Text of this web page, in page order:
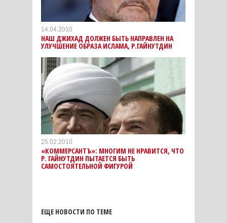
14.04.2010
НАШ ДЖИХАД ДОЛЖЕН БЫТЬ НАПРАВЛЕН НА
УЛУЧШЕНИЕ ОБРАЗА ИСЛАМА, Р.ГАЙНУТДИН
25.02.2010
«КОММЕРСАНТЪ»: МНОГИМ НЕ НРАВИТСЯ, ЧТО
Р. ГАЙНУТДИН ПЫТАЕТСЯ БЫТЬ
САМОСТОЯТЕЛЬНОЙ ФИГУРОЙ
ЕЩЕ НОВОСТИ ПО ТЕМЕ